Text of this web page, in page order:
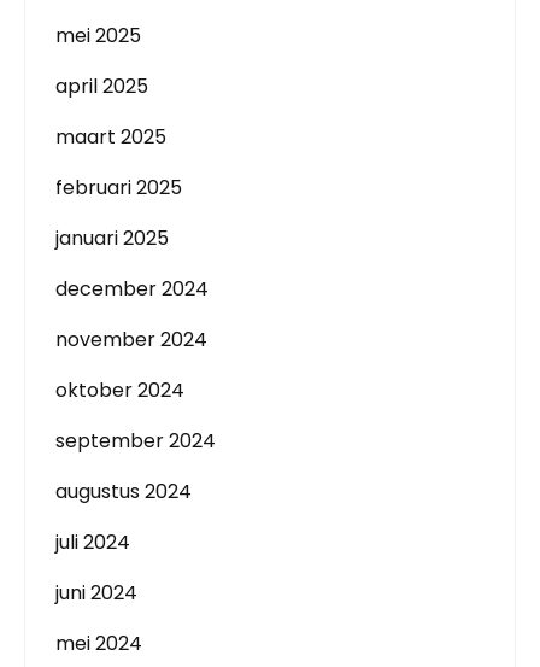
mei 2025
april 2025
maart 2025
februari 2025
januari 2025
december 2024
november 2024
oktober 2024
september 2024
augustus 2024
juli 2024
juni 2024
mei 2024